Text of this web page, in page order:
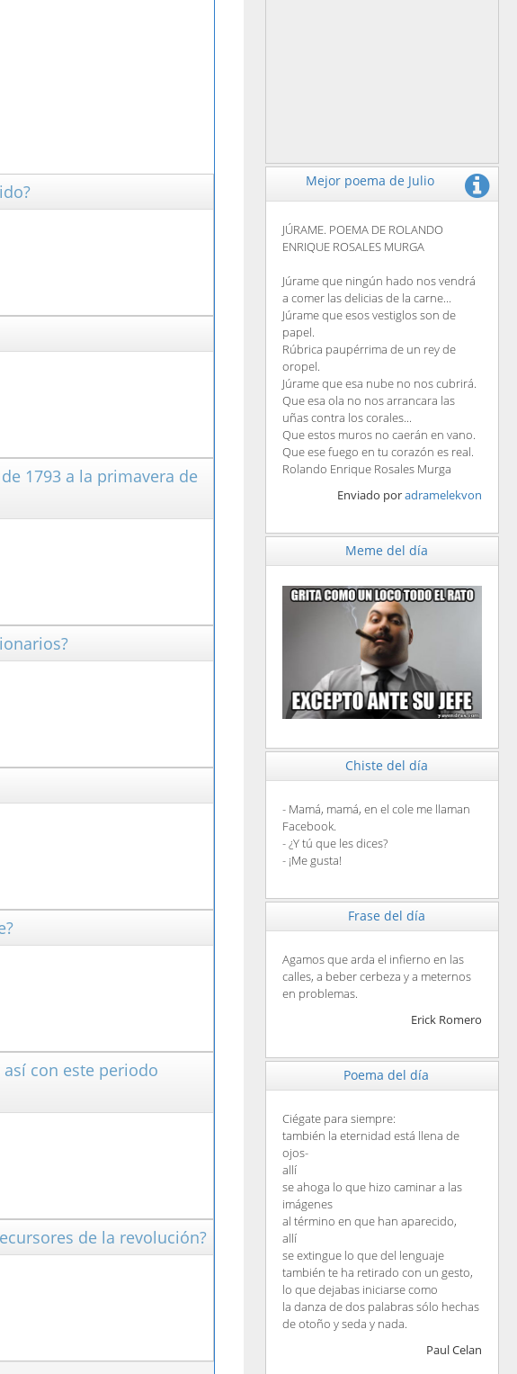
1793 a la primavera de
con este periodo
de la revolución?
Mejor poema de Julio
JÚRAME. POEMA DE ROLANDO
ENRIQUE ROSALES MURGA
Júrame que ningún hado nos vendrá
a comer las delicias de la carne...
Júrame que esos vestiglos son de
papel.
Rúbrica paupérrima de un rey de
oropel.
Júrame que esa nube no nos cubrirá.
Que esa ola no nos arrancara las
uñas contra los corales...
Que estos muros no caerán en vano.
Que ese fuego en tu corazón es real.
Rolando Enrique Rosales Murga
Enviado poradramelekvon
Meme del día
Chiste del día
- Mamá, mamá, en el cole me llaman
Facebook.
- ¿Y tú que les dices?
- ¡Me gusta!
Frase del día
Agamos que arda el infierno en las
calles, a beber cerbeza y a meternos
en problemas.
Erick Romero
Poema del día
Ciégate para siempre:
también la eternidad está llena de
ojos-
allí
se ahoga lo que hizo caminar a las
imágenes
al término en que han aparecido,
allí
se extingue lo que del lenguaje
también te ha retirado con un gesto,
lo que dejabas iniciarse como
la danza de dos palabras sólo hechas
de otoño y seda y nada.
Paul Celan